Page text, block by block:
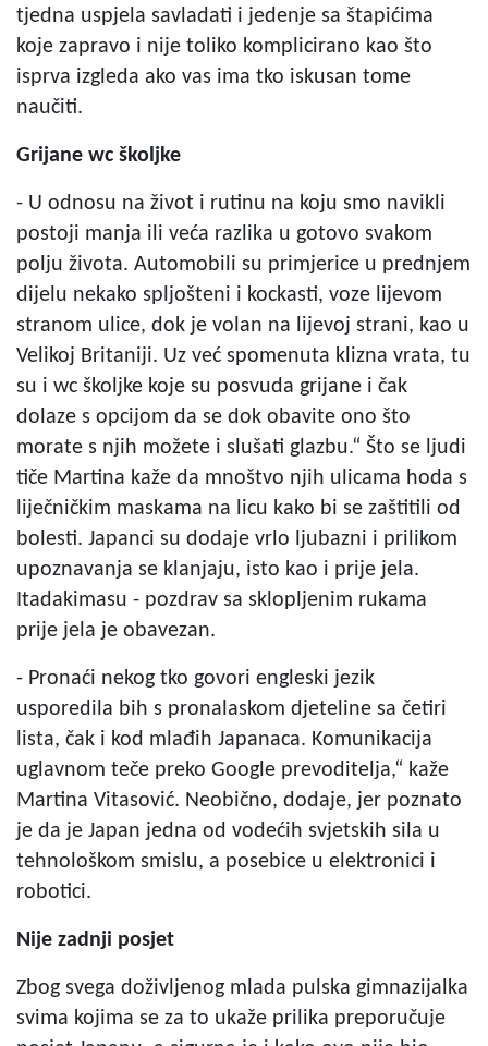
tjedna uspjela savladati i jedenje sa štapićima
koje zapravo i nije toliko komplicirano kao što
isprva izgleda ako vas ima tko iskusan tome
naučiti.
Grijane wc školjke
- U odnosu na život i rutinu na koju smo navikli
postoji manja ili veća razlika u gotovo svakom
polju života. Automobili su primjerice u prednjem
dijelu nekako spljošteni i kockasti, voze lijevom
stranom ulice, dok je volan na lijevoj strani, kao u
Velikoj Britaniji. Uz već spomenuta klizna vrata, tu
su i wc školjke koje su posvuda grijane i čak
dolaze s opcijom da se dok obavite ono što
morate s njih možete i slušati glazbu.“ Što se ljudi
tiče Martina kaže da mnoštvo njih ulicama hoda s
liječničkim maskama na licu kako bi se zaštitili od
bolesti. Japanci su dodaje vrlo ljubazni i prilikom
upoznavanja se klanjaju, isto kao i prije jela.
Itadakimasu - pozdrav sa sklopljenim rukama
prije jela je obavezan.
- Pronaći nekog tko govori engleski jezik
usporedila bih s pronalaskom djeteline sa četiri
lista, čak i kod mlađih Japanaca. Komunikacija
uglavnom teče preko Google prevoditelja,“ kaže
Martina Vitasović. Neobično, dodaje, jer poznato
je da je Japan jedna od vodećih svjetskih sila u
tehnološkom smislu, a posebice u elektronici i
robotici.
Nije zadnji posjet
Zbog svega doživljenog mlada pulska gimnazijalka
svima kojima se za to ukaže prilika preporučuje